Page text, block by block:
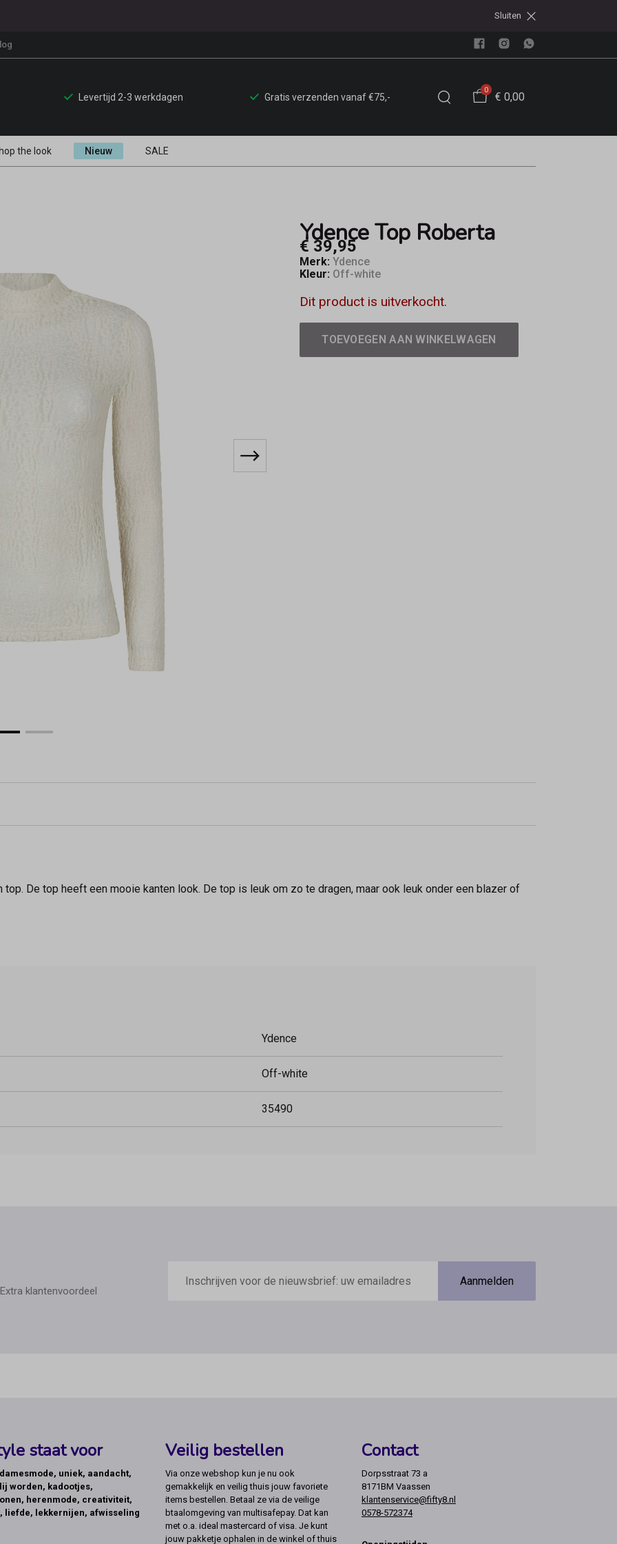
Sluiten
Levertijd 2-3 werkdagen Gratis verzenden vanaf €75,-
0
€ 0,00
the look Nieuw SALE
Ydence Top Roberta
€ 39,95
Merk: Ydence
Kleur: Off-white
Dit product is uitverkocht.
TOEVOEGEN AAN WINKELWAGEN
De top heeft een mooie kanten look. De top is leuk om zo te dragen, maar ook leuk onder een blazer of
Ydence
Off-white
35490
klantenvoordeel
mailadres
Aanmelden
staat voor
uniek, aandacht,
worden, kadootjes,
herenmode, creativiteit,
liefde, lekkernijen, afwisseling
Veilig bestellen
Via onze webshop kun je nu ook
gemakkelijk en veilig thuis jouw favoriete
items bestellen. Betaal ze via de veilige
btaalomgeving van multisafepay. Dat kan
met o.a. ideal mastercard of visa. Je kunt
jouw pakketje ophalen in de winkel of thuis
Contact
Dorpsstraat 73 a
8171BM Vaassen
klantenservice@fifty8.nl
0578-572374